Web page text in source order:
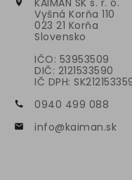

KAIMAN SK s. r. o.
Vyšná Korňa 110
023 21 Korňa
Slovensko
IČO: 53953509
DIČ: 2121533590
IČ DPH:
 0940 499 088
 info@kaiman.sk